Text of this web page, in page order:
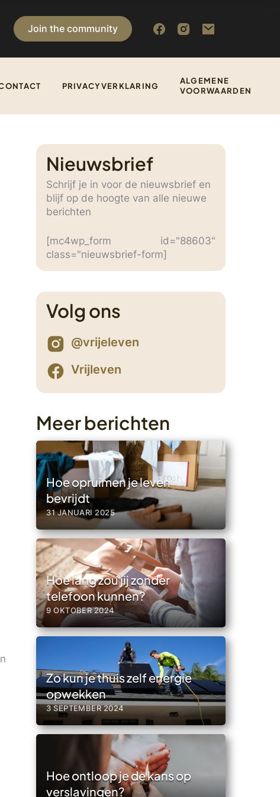
Join the community
PRIVACYVERKLARING
ALGEMENE
VOORWAARDEN
Nieuwsbrief
Schrijf je in voor de nieuwsbrief en
blijf op de hoogte van alle nieuwe
berichten
[mc4wp_form id="88603"
class="nieuwsbrief-form]
Volg ons
@vrijeleven
Vrijleven
Meer berichten
Hoe opruimen je leven
bevrijdt
31 JANUARI 2025
Hoe lang zou jij zonder
telefoon kunnen?
9 OKTOBER 2024
Zo kun je thuis zelf energie
opwekken
3 SEPTEMBER 2024
Hoe ontloop je de kans op
verslavingen?